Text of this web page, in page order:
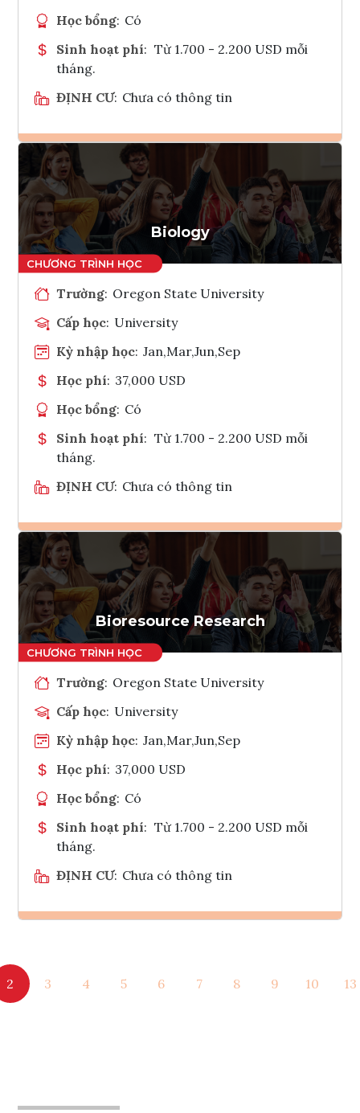
Học bổng: Có
Sinh hoạt phí: Từ 1.700 - 2.200 USD mỗi
tháng.
ĐỊNH CƯ: Chưa có thông tin
Ghi danh
Tham vấn Interlink
Biology
Trường: Oregon State University
Cấp học: University
Kỳ nhập học: Jan,Mar,Jun,Sep
Học phí: 37,000 USD
Học bổng: Có
Sinh hoạt phí: Từ 1.700 - 2.200 USD mỗi
tháng.
ĐỊNH CƯ: Chưa có thông tin
Ghi danh
Tham vấn Interlink
Bioresource Research
Trường: Oregon State University
Cấp học: University
Kỳ nhập học: Jan,Mar,Jun,Sep
Học phí: 37,000 USD
Học bổng: Có
Sinh hoạt phí: Từ 1.700 - 2.200 USD mỗi
tháng.
ĐỊNH CƯ: Chưa có thông tin
Tham vấn Interlink
2 3 4 5 6 7 8 9 10 13